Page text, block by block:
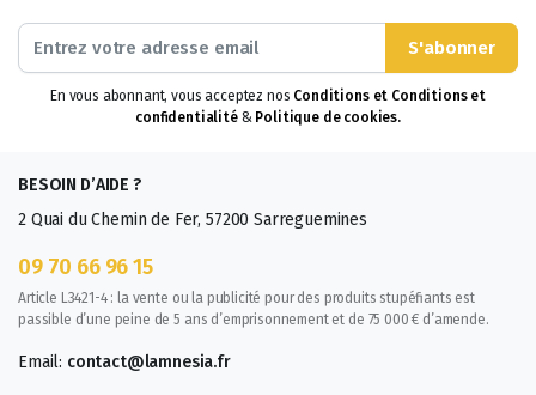
S'abonner
En vous abonnant, vous acceptez nos Conditions et Conditions et
confidentialité &Politique de cookies.
BESOIN D’AIDE ?
2 Quai du Chemin de Fer, 57200 Sarreguemines
09 70 66 96 15
Article L3421-4 : la vente ou la publicité pour des produits stupéfiants est
passible d’une peine de 5 ans d’emprisonnement et de 75 000 € d’amende.
Email: contact@lamnesia.fr